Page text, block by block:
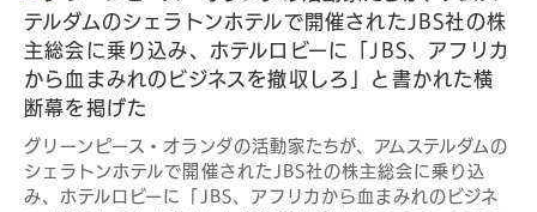
グリーンピース・オランダの活動家たちが、アムステルダムの
シェラトンホテルで開催されたJBS社の株主総会に乗り込
み、ホテルロビーに「JBS、アフリカから血まみれのビジネ